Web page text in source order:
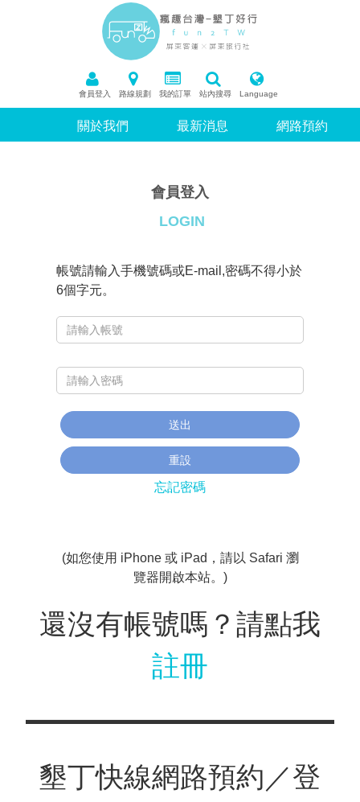
會員登入 路線規劃 我的訂單 站內搜尋 Language
關於我們 最新消息 網路預約
會員登入
LOGIN
帳號請輸入手機號碼或E-mail,密碼不得小於
6個字元。
忘記密碼
(如您使用 iPhone 或 iPad，請以 Safari 瀏
覽器開啟本站。)
還沒有帳號嗎？請點我
註冊
墾丁快線網路預約／登